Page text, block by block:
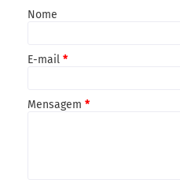
Nome
E-mail *
Mensagem *